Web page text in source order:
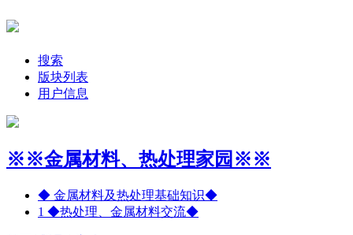
搜索
版块列表
用户信息
※※金属材料、热处理家园※※
◆ 金属材料及热处理基础知识◆
1 ◆热处理、金属材料交流◆